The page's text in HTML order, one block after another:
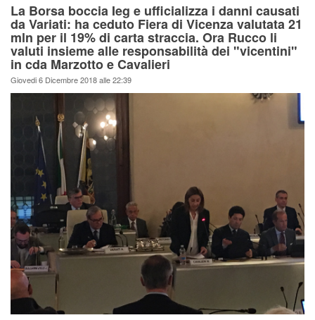
La Borsa boccia Ieg e ufficializza i danni causati
da Variati: ha ceduto Fiera di Vicenza valutata 21
mln per il 19% di carta straccia. Ora Rucco li
valuti insieme alle responsabilità dei "vicentini"
in cda Marzotto e Cavalieri
Giovedi 6 Dicembre 2018 alle 22:39